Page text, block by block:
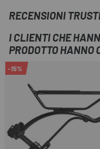
RECENSIONI
I CLIENTI CHE
PRODOTTO HANNO
-15%